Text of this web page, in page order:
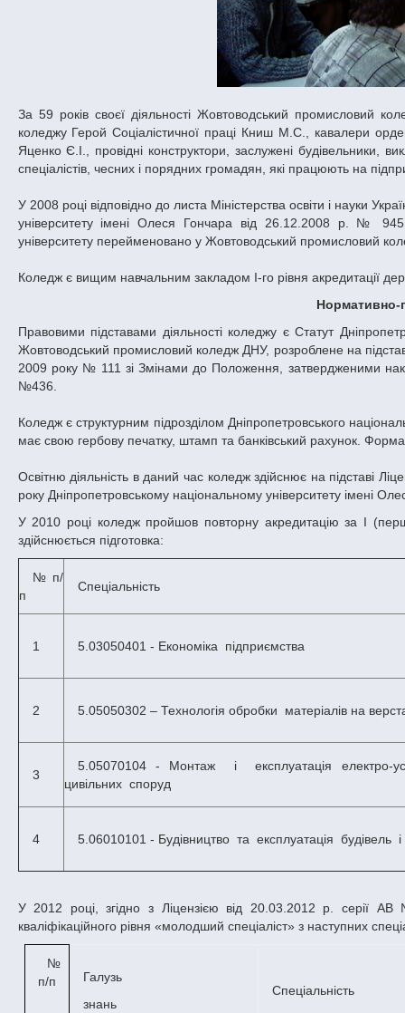
За 59 років своєї діяльності Жовтоводський промисловий
коледжу Герой Соціалістичної праці Книш М.С., кавалери
Яценко Є.І., провідні конструктори, заслужені будівельники,
спеціалістів, чесних і порядних громадян, які працюють на
У 2008 році відповідно до листа Міністерства освіти і науки
університету імені Олеся Гончара від 26.12.2008 р. № 945
університету перейменовано у Жовтоводський промисловий
Коледж є вищим навчальним закладом I-го рівня акредитації
Нормативно-
Правовими підставами діяльності коледжу є Статут
Жовтоводський промисловий коледж ДНУ, розроблене на
2009 року № 111 зі Змінами до Положення, затвердженими
№436.
Коледж є структурним підрозділом Дніпропетровського
має свою гербову печатку, штамп та банківський рахунок.
Освітню діяльність в даний час коледж здійснює на підставі
року Дніпропетровському національному університету імені
У 2010 році коледж пройшов повторну акредитацію за I
здійснюється підготовка:
№ п/
п
Спеціальність
1 5.03050401 - Економіка підприємства
2 5.05050302 – Технологія обробки матеріалів на
3
5.05070104 - Монтаж і експлуатація електро-устаткування підприємств і
цивільних споруд
4 5.06010101 - Будівництво та експлуатація будівель
У 2012 році, згідно з Ліцензією від 20.03.2012 р. серії АВ
кваліфікаційного рівня «молодший спеціаліст» з наступних
№
п/п
Галузь
знань
Спеціальність